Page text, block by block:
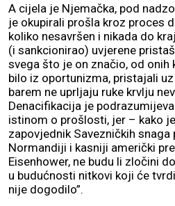
A cijela je Njemačka, pod
je okupirali prošla kroz proces
koliko nesavršen i nikada do
(i sankcionirao) uvjerene
svega što je on značio, od onih
bilo iz oportunizma, pristajali
barem ne uprljaju ruke krvlju
Denacifikacija je
istinom o prošlosti, jer – kako
zapovjednik Savezničkih snaga
Normandiji i kasniji američki
Eisenhower, ne budu li zločini
u budućnosti nitkovi koji će
nije dogodilo”.